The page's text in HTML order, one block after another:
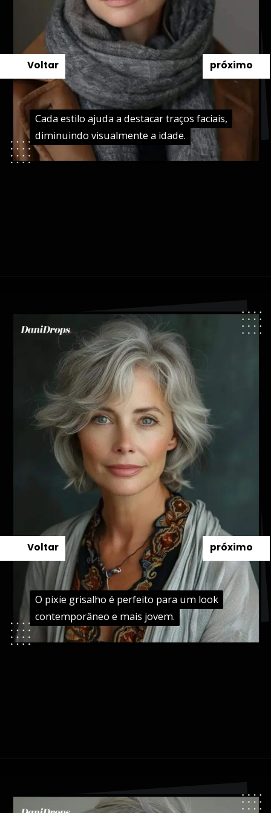
Cada estilo ajuda a destacar traços faciais,
diminuindo visualmente a idade.
Cada estilo ajuda a destacar traços faciais,
diminuindo visualmente a idade.
próximo
Voltar
O pixie grisalho é perfeito para um look
contemporâneo e mais jovem.
O pixie grisalho é perfeito para um look
contemporâneo e mais jovem.
próximo
Voltar